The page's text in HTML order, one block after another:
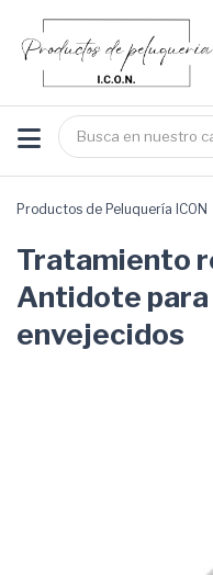
Productos de Peluquería ICON
Tratamiento
Antidote para
envejecidos